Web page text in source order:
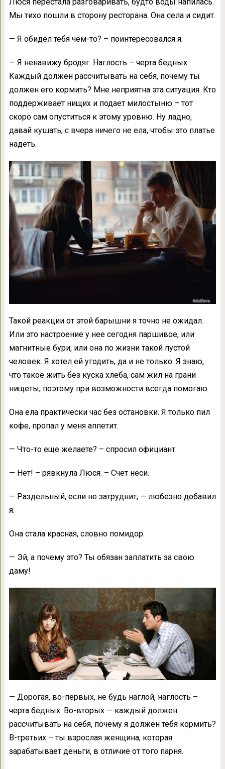
Мы тихо пошли в сторону ресторана. Она села и сидит.
— Я обидел тебя чем-то? – поинтересовался я.
— Я ненавижу бродяг. Наглость – черта бедных.
Каждый должен рассчитывать на себя, почему ты
должен его кормить? Мне неприятна эта ситуация. Кто
поддерживает нищих и подает милостыню – тот
скоро сам опуститься к этому уровню. Ну ладно,
давай кушать, с вчера ничего не ела, чтобы это платье
надеть.
Такой реакции от этой барышни я точно не ожидал.
Или это настроение у нее сегодня паршивое, или
магнитные бури, или она по жизни такой пустой
человек. Я хотел ей угодить, да и не только. Я знаю,
что такое жить без куска хлеба, сам жил на грани
нищеты, поэтому при возможности всегда помогаю.
Она ела практически час без остановки. Я только пил
кофе, пропал у меня аппетит.
— Что-то еще желаете? – спросил официант.
— Нет! – рявкнула Люся. – Счет неси.
— Раздельный, если не затруднит, — любезно добавил
я.
Она стала красная, словно помидор.
— Эй, а почему это? Ты обязан заплатить за свою
даму!
— Дорогая, во-первых, не будь наглой, наглость –
черта бедных. Во-вторых — каждый должен
рассчитывать на себя, почему я должен тебя кормить?
В-третьих – ты взрослая женщина, которая
зарабатывает деньги, в отличие от того парня.